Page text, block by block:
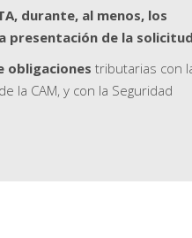
durante, al menos, los
presentación de la
obligaciones tributarias con
la CAM, y con la Seguridad